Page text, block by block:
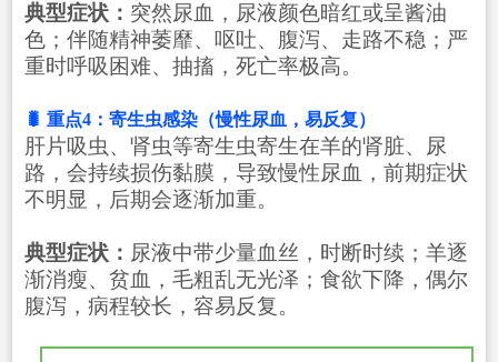
典型症状： 突然尿血，尿液颜色暗红或呈酱油
色；伴随精神萎靡、呕吐、腹泻、走路不稳；严
重时呼吸困难、抽搐，死亡率极高。
🐛 重点4：寄生虫感染（慢性尿血，易反复）
肝片吸虫、肾虫等寄生虫寄生在羊的肾脏、尿
路，会持续损伤黏膜，导致慢性尿血，前期症状
不明显，后期会逐渐加重。
典型症状： 尿液中带少量血丝，时断时续；羊逐
渐消瘦、贫血，毛粗乱无光泽；食欲下降，偶尔
腹泻，病程较长，容易反复。